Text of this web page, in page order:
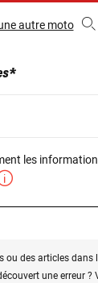
autre moto
*
les
ou des articles dans
une erreur ?